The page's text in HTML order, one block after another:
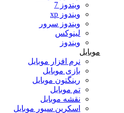
ویندوز 7
ویندوز xp
ویندوز سرور
لینوکس
ویندوز
موبایل
نرم افزار موبایل
بازی موبایل
رینگتون موبایل
تم موبایل
نقشه موبایل
اسکرین سیور موبایل